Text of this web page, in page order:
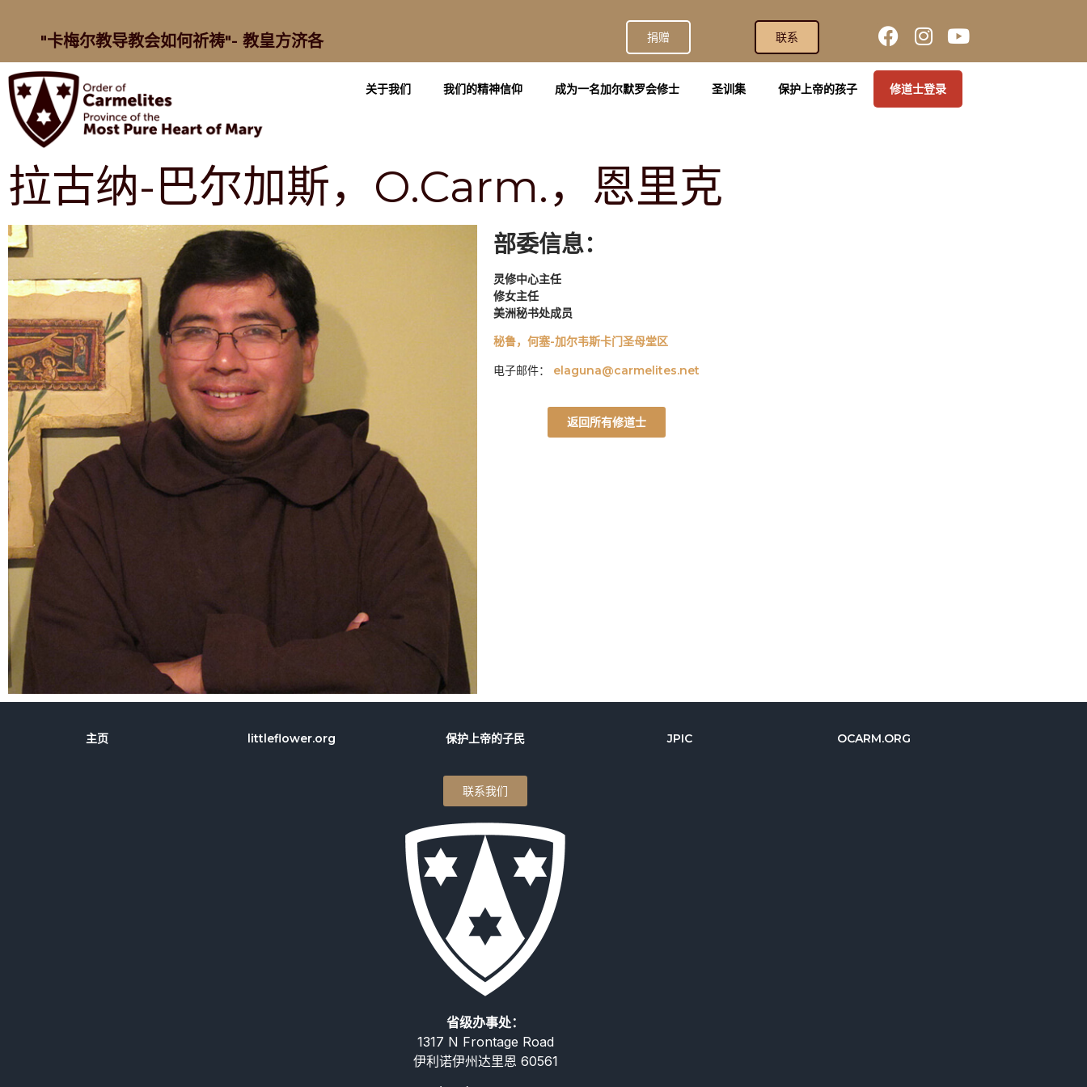
"卡梅尔教导教会如何祈祷"- 教皇方济各 捐赠 联系
关于我们 我们的精神信仰 成为一名加尔默罗会修士 圣训集 保护上帝的孩子 修道士登录
拉古纳-巴尔加斯，O.Carm.，恩里克
部委信息：
灵修中心主任
修女主任
美洲秘书处成员
秘鲁，何塞-加尔韦斯卡门圣母堂区
电子邮件： elaguna@carmelites.net
返回所有修道士
主页 littleflower.org 保护上帝的子民
联系我们
省级办事处：
1317 N Frontage Road
伊利诺伊州达里恩 60561
JPIC OCARM.ORG